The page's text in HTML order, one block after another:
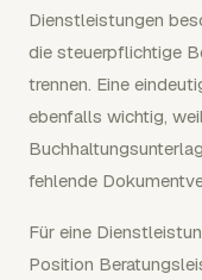
Dienstleistungen
die steuerpflichtige
trennen. Eine
ebenfalls wichtig,
fehlende
Für eine
Position